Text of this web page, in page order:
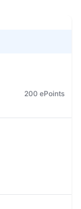
200 ePoints